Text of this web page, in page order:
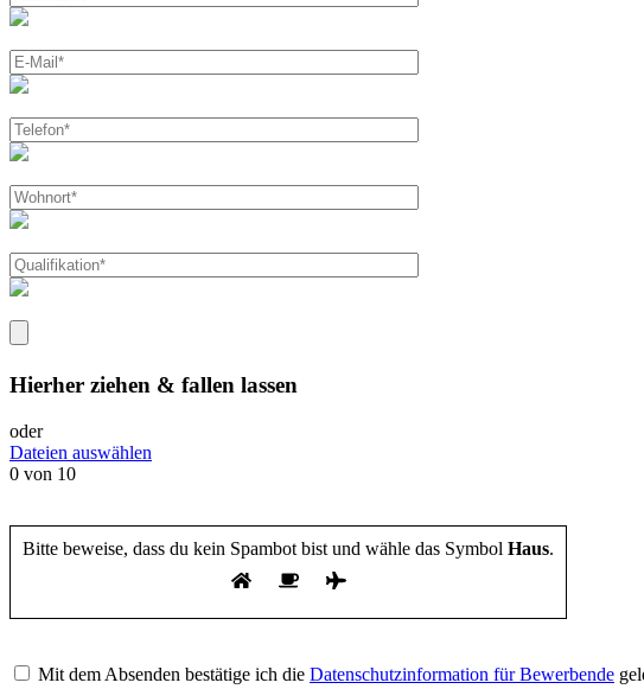
Hierher ziehen & fallen lassen
oder
Dateien auswählen
0 von 10
Bitte beweise, dass du kein Spambot bist und wähle das Symbol Haus.
lasseMit dem Absenden bestätige ich die Datenschutzinformation für Bewerbende